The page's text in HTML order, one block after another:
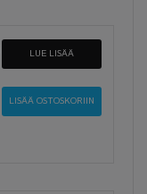
LUE LISÄÄ